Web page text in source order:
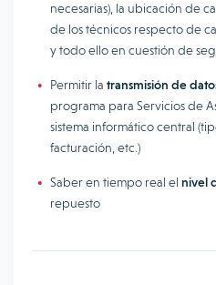
necesarias), la ubicación de
de los técnicos respecto de
y todo ello en cuestión de
Permitir la transmisión de
programa para Servicios de
sistema informático central
facturación, etc.)
Saber en tiempo real el nivel
repuesto